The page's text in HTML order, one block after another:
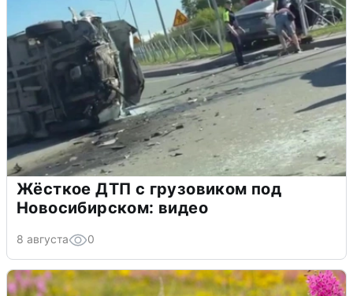
Жёсткое ДТП с грузовиком под
Новосибирском: видео
8 августа 0